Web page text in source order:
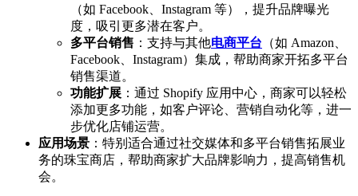
（如 Facebook、Instagram 等），提升品牌曝光
度，吸引更多潜在客户。
多平台销售 ：支持与其他电商平台 （如 Amazon、
Facebook、Instagram）集成，帮助商家开拓多平台
销售渠道。
功能扩展 ：通过 Shopify 应用中心，商家可以轻松
添加更多功能，如客户评论、营销自动化等，进一
步优化店铺运营。
应用场景 ：特别适合通过社交媒体和多平台销售拓展业
务的珠宝商店，帮助商家扩大品牌影响力，提高销售机
会。